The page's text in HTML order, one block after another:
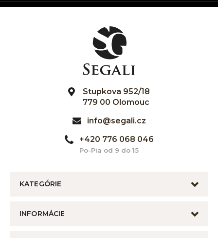
Stupkova 952/18
779 00 Olomouc
info@segali.cz
+420 776 068 046
Po-Pia od 9 do 15
KATEGÓRIE
INFORMÁCIE